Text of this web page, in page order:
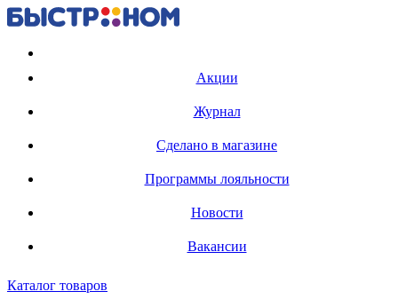
Акции
Журнал
Сделано в магазине
Программы лояльности
Новости
Вакансии
Каталог товаров